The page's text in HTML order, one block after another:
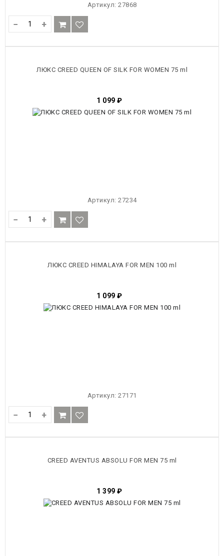
Артикул: 27868
− +
ЛЮКС CREED QUEEN OF SILK FOR WOMEN 75 ml
1 099 ₽
Артикул: 27234
− +
ЛЮКС CREED HIMALAYA FOR MEN 100 ml
1 099 ₽
Артикул: 27171
− +
CREED AVENTUS ABSOLU FOR MEN 75 ml
1 399 ₽